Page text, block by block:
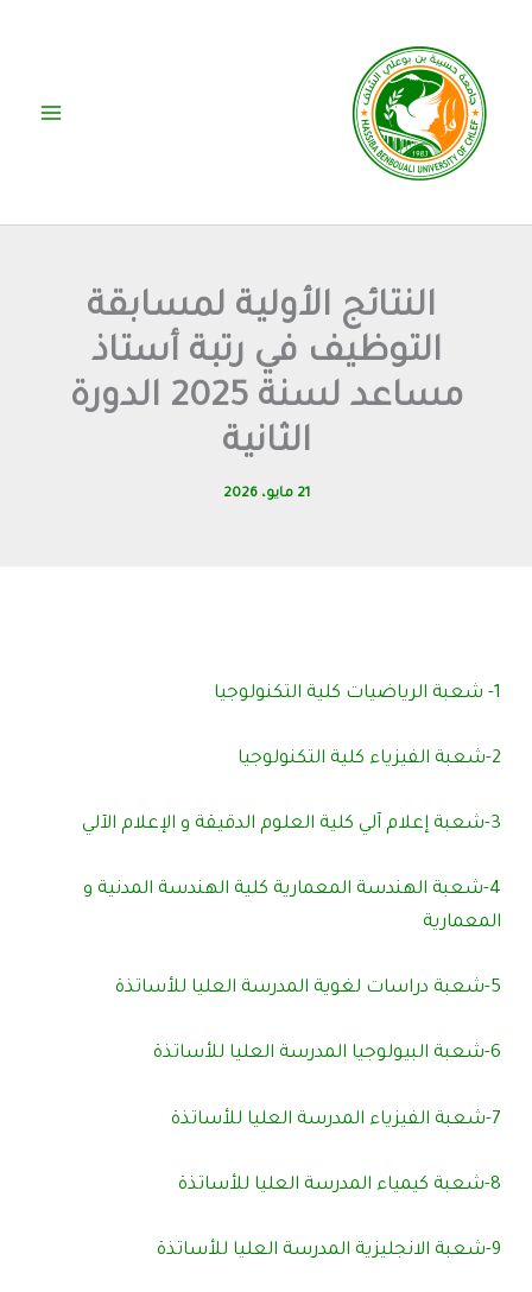
المحتوى
النتائج الأولية لمسابقة
التوظيف في رتبة أستاذ
مساعد لسنة 2025 الدورة
الثانية
21 مايو، 2026
1- شعبة الرياضيات كلية التكنولوجيا
2-شعبة الفيزياء كلية التكنولوجيا
3-شعبة إعلام آلي كلية العلوم الدقيقة و الإعلام الآلي
4-شعبة الهندسة المعمارية كلية الهندسة المدنية و
المعمارية
5-شعبة دراسات لغوية المدرسة العليا للأساتذة
6-شعبة البيولوجيا المدرسة العليا للأساتذة
7-شعبة الفيزياء المدرسة العليا للأساتذة
8-شعبة كيمياء المدرسة العليا للأساتذة
9-شعبة الانجليزية المدرسة العليا للأساتذة